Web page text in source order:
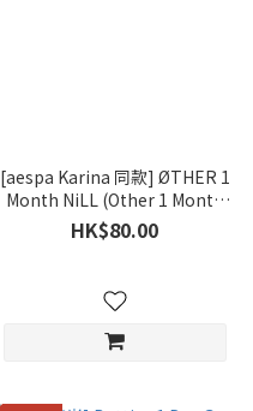
[aespa Karina 同款] ØTHER 1
Month NiLL (Other 1 Month
NiLL)｜月拋彩妝隱形眼鏡｜每
盒1片
HK$80.00